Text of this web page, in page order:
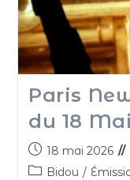
Paris
du 18
18 mai 2026
Bidou /